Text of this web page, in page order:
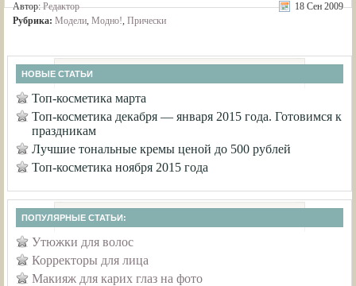
Автор:Редактор
Рубрика: Модели, Модно!, Прически
18 Сен 2009
НОВЫЕ СТАТЬИ
Топ-косметика марта
Топ-косметика декабря — января 2015 года. Готовимся к
праздникам
Лучшие тональные кремы ценой до 500 рублей
Топ-косметика ноября 2015 года
ПОПУЛЯРНЫЕ СТАТЬИ:
Утюжки для волос
Корректоры для лица
Макияж для карих глаз на фото